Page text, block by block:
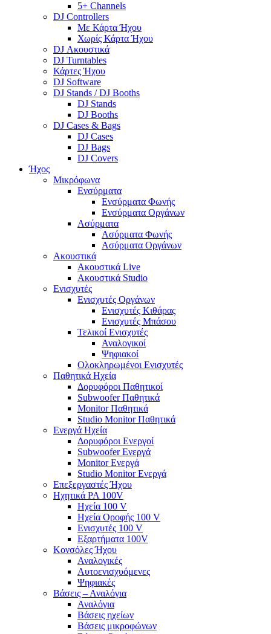
5+ Channels
DJ Controllers
Με Κάρτα Ήχου
Χωρίς Κάρτα Ήχου
DJ Ακουστικά
DJ Turntables
Κάρτες Ήχου
DJ Software
DJ Stands / DJ Booths
DJ Stands
DJ Booths
DJ Cases & Bags
DJ Cases
DJ Bags
DJ Covers
Ήχος
Μικρόφωνα
Ενσύρματα
Ενσύρματα Φωνής
Ενσύρματα Οργάνων
Ασύρματα
Ασύρματα Φωνής
Ασύρματα Οργάνων
Ακουστικά
Ακουστικά Live
Ακουστικά Studio
Ενισχυτές
Ενισχυτές Οργάνων
Ενισχυτές Κιθάρας
Ενισχυτές Μπάσου
Τελικοί Ενισχυτές
Αναλογικοί
Ψηφιακοί
Ολοκληρωμένοι Ενισχυτές
Παθητικά Ηχεία
Δορυφόροι Παθητικοί
Subwoofer Παθητικά
Monitor Παθητικά
Studio Monitor Παθητικά
Ενεργά Ηχεία
Δορυφόροι Ενεργοί
Subwoofer Ενεργά
Monitor Ενεργά
Studio Monitor Ενεργά
Επεξεργαστές Ήχου
Ηχητικά PA 100V
Ηχεία 100 V
Ηχεία Οροφής 100 V
Ενισχυτές 100 V
Εξαρτήματα 100V
Κονσόλες Ήχου
Αναλογικές
Αυτοενισχυόμενες
Ψηφιακές
Βάσεις – Αναλόγια
Αναλόγια
Βάσεις ηχείων
Βάσεις μικροφώνων